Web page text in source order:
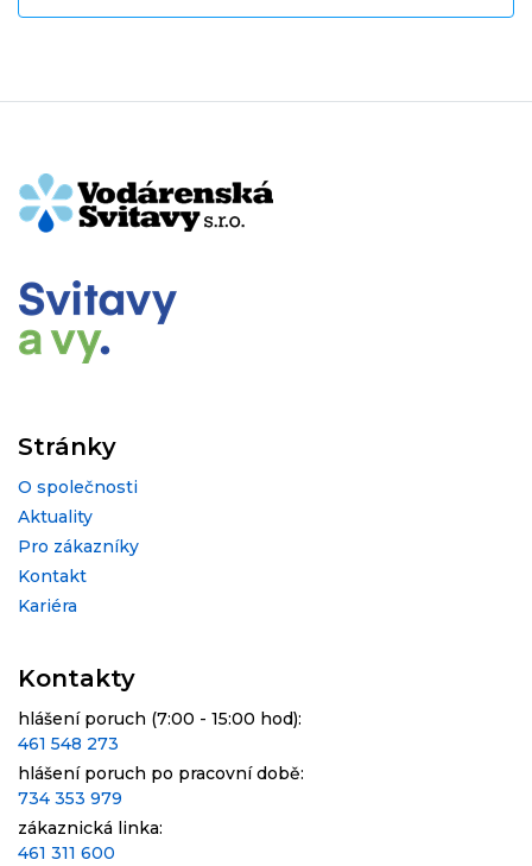
Stránky
O společnosti
Aktuality
Pro zákazníky
Kontakt
Kariéra
Kontakty
hlášení poruch (7:00 - 15:00 hod):
461 548 273
hlášení poruch po pracovní době:
734 353 979
zákaznická linka:
461 311 600